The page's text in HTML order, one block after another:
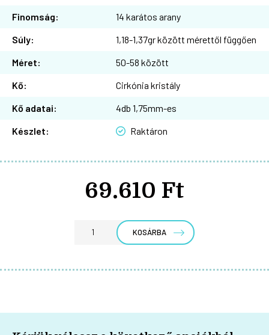
Finomság:
14 karátos arany
Súly:
1,18-1,37gr között mérettől függően
Méret:
50-58 között
Kő:
Cirkónia kristály
Kő adatai:
4db 1,75mm-es
Készlet:
Raktáron
69.610 Ft
KOSÁRBA